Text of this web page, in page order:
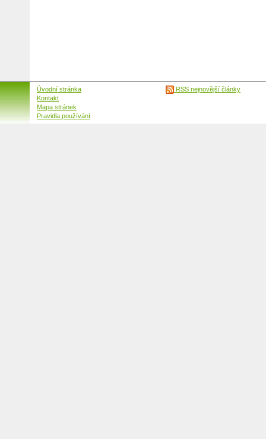
Úvodní stránka
Kontakt
Mapa stránek
Pravidla používání
RSS nejnovější články